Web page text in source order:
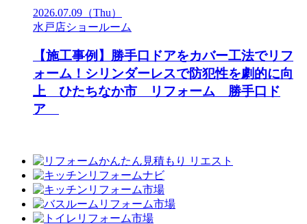
2026.07.09 （Thu）
水戸店ショールーム
【施工事例】勝手口ドアをカバー工法でリフ
ォーム！シリンダーレスで防犯性を劇的に向
上 ひたちなか市 リフォーム 勝手口ド
ア